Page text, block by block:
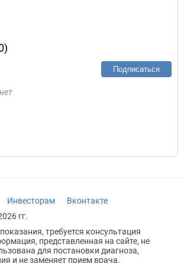
Подписаться
Инвесторам
Вконтакте
гг.
требуется консультация
представленная на сайте, не
для постановки диагноза,
и не заменяет прием врача.